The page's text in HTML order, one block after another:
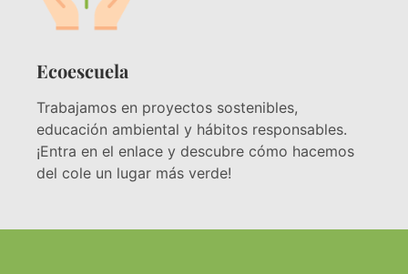
Ecoescuela
Trabajamos en proyectos sostenibles,
educación ambiental y hábitos responsables.
¡Entra en el enlace y descubre cómo hacemos
del cole un lugar más verde!